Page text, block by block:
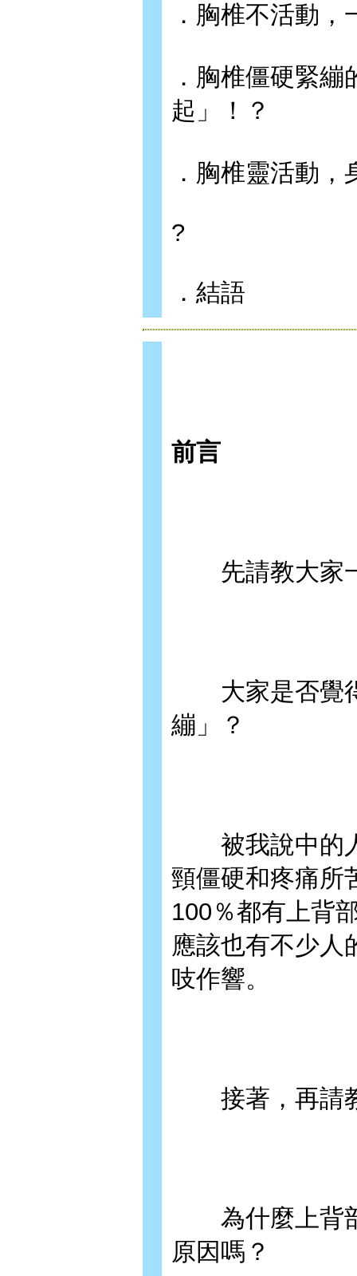
．胸椎不活動
．胸椎僵硬緊
起」！？
．胸椎靈活動
?
．結語
前言
先請教大家
大家是否覺得
繃」？
被我說中的人
頸僵硬和疼痛所
100％都有上背
應該也有不少人
吱作響。
接著，再請
為什麼上背部
原因嗎？